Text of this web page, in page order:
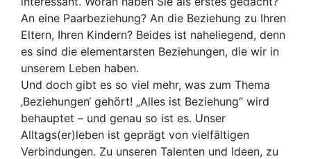
An eine Paarbeziehung? An die Beziehung zu Ihren
Eltern, Ihren Kindern? Beides ist naheliegend, denn
es sind die elementarsten Beziehungen, die wir in
unserem Leben haben.
Und doch gibt es so viel mehr, was zum Thema
‚Beziehungen‘ gehört! „Alles ist Beziehung“ wird
behauptet – und genau so ist es. Unser
Alltags(er)leben ist geprägt von vielfältigen
Verbindungen. Zu unseren Talenten und Ideen, zu